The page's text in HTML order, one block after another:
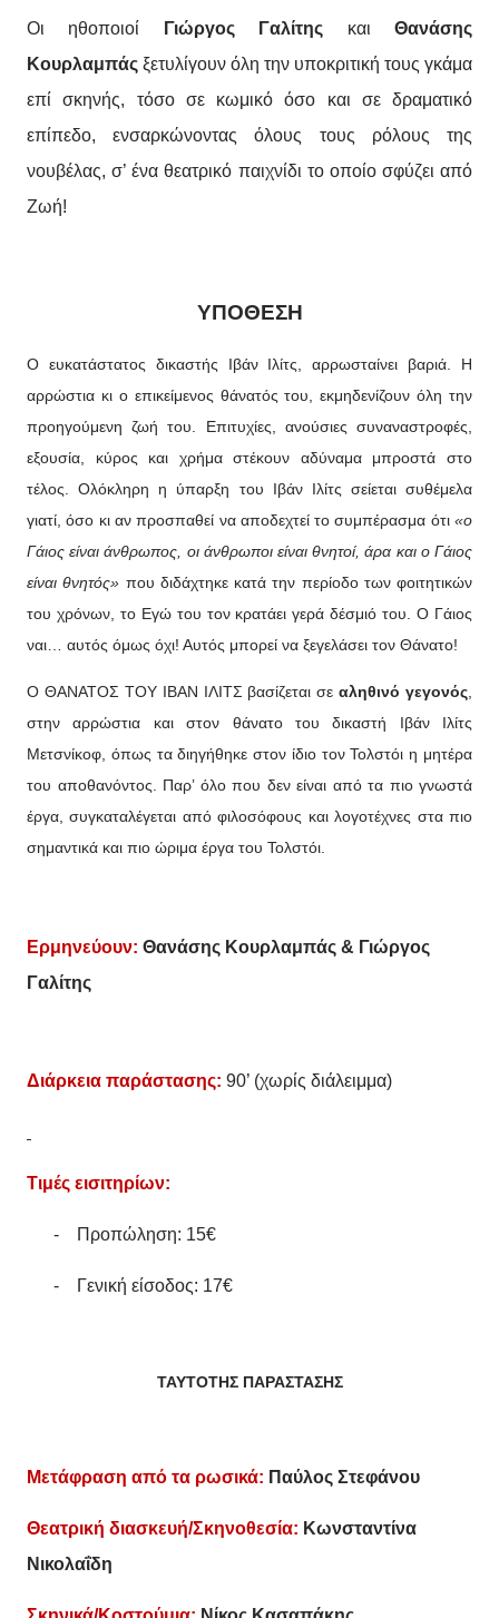
Οι ηθοποιοί Γιώργος Γαλίτης καιΘανάσης
Κουρλαμπάς ξετυλίγουν όλη την υποκριτική τους γκάμα
επί σκηνής, τόσο σε κωμικό όσο και σε δραματικό
επίπεδο, ενσαρκώνοντας όλους τους ρόλους της
νουβέλας, σ’ ένα θεατρικό παιχνίδι το οποίο σφύζει από
Ζωή!
ΥΠΟΘΕΣΗ
Ο ευκατάστατος δικαστής Ιβάν Ιλίτς, αρρωσταίνει βαριά. Η
αρρώστια κι ο επικείμενος θάνατός του, εκμηδενίζουν όλη την
προηγούμενη ζωή του. Επιτυχίες, ανούσιες συναναστροφές,
εξουσία, κύρος και χρήμα στέκουν αδύναμα μπροστά στο
τέλος. Ολόκληρη η ύπαρξη του Ιβάν Ιλίτς σείεται συθέμελα
γιατί, όσο κι αν προσπαθεί να αποδεχτεί το συμπέρασμα ότι «ο
Γάιος είναι άνθρωπος, οι άνθρωποι είναι θνητοί, άρα και ο Γάιος
είναι θνητός» που διδάχτηκε κατά την περίοδο των φοιτητικών
του χρόνων, το Εγώ του τον κρατάει γερά δέσμιό του. Ο Γάιος
ναι… αυτός όμως όχι! Αυτός μπορεί να ξεγελάσει τον Θάνατο!
Ο ΘΑΝΑΤΟΣ ΤΟΥ ΙΒΑΝ ΙΛΙΤΣ βασίζεται σεαληθινό γεγονός
στην αρρώστια και στον θάνατο του δικαστή Ιβάν Ιλίτς
Μετσνίκοφ, όπως τα διηγήθηκε στον ίδιο τον Τολστόι η μητέρα
του αποθανόντος. Παρ’ όλο που δεν είναι από τα πιο γνωστά
έργα, συγκαταλέγεται από φιλοσόφους και λογοτέχνες στα πιο
σημαντικά και πιο ώριμα έργα του Τολστόι.
Ερμηνεύουν: Θανάσης Κουρλαμπάς & Γιώργος
Γαλίτης
Διάρκεια παράστασης: 90’ (χωρίς διάλειμμα)
Τιμές εισιτηρίων:
- Προπώληση: 15€
- Γενική είσοδος: 17€
ΤΑΥΤΟΤΗΣ ΠΑΡΑΣΤΑΣΗΣ
Μετάφραση από τα ρωσικά: Παύλος Στεφάνου
Θεατρική διασκευή/Σκηνοθεσία: Κωνσταντίνα
Νικολαΐδη